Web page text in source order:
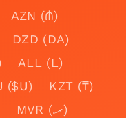
AZN (₼)
DZD (DA)
ALL (L)
($U)
KZT (₸)
MVR (.ރ)